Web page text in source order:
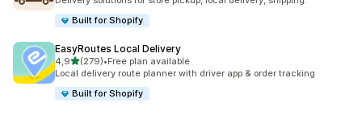
Built for Shopify
EasyRoutes Local Delivery
4,9z 5 hvězd
(279)
Celkový počet recenzí: 279
•Free plan available
Local delivery route planner with driver app & order tracking
Built for Shopify